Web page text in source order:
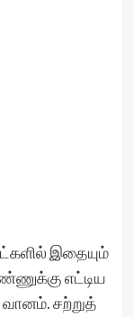
இதையும்
எட்டிய
சற்றுத்